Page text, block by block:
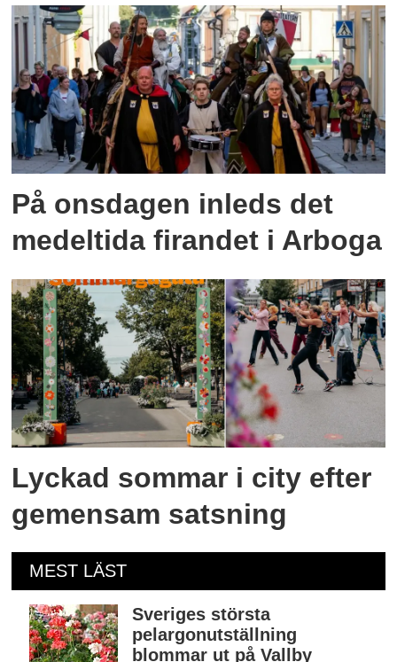
På onsdagen inleds det
medeltida firandet i Arboga
Lyckad sommar i city efter
gemensam satsning
MEST LÄST
Sveriges största
pelargonutställning
blommar ut på Vallby